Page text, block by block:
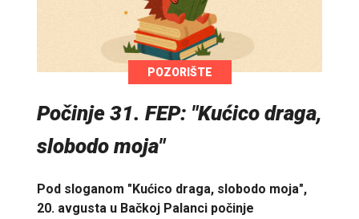
POZORIŠTE
Počinje 31. FEP: "Kućico draga,
slobodo moja"
Pod sloganom "Kućico draga, slobodo moja",
20. avgusta u Bačkoj Palanci počinje